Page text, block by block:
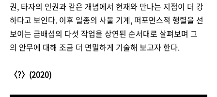
권, 타자의 인권과 같은 개념에서 현재와 만나는 지점이 더 강
하다고 보인다. 이후 일종의 사물 기계, 퍼포먼스적 행렬을 선
보이는 금배섭의 다섯 작업을 상연된 순서대로 살펴보며 그
의 안무에 대해 조금 더 면밀하게 기술해 보고자 한다.
〈?〉(2020)